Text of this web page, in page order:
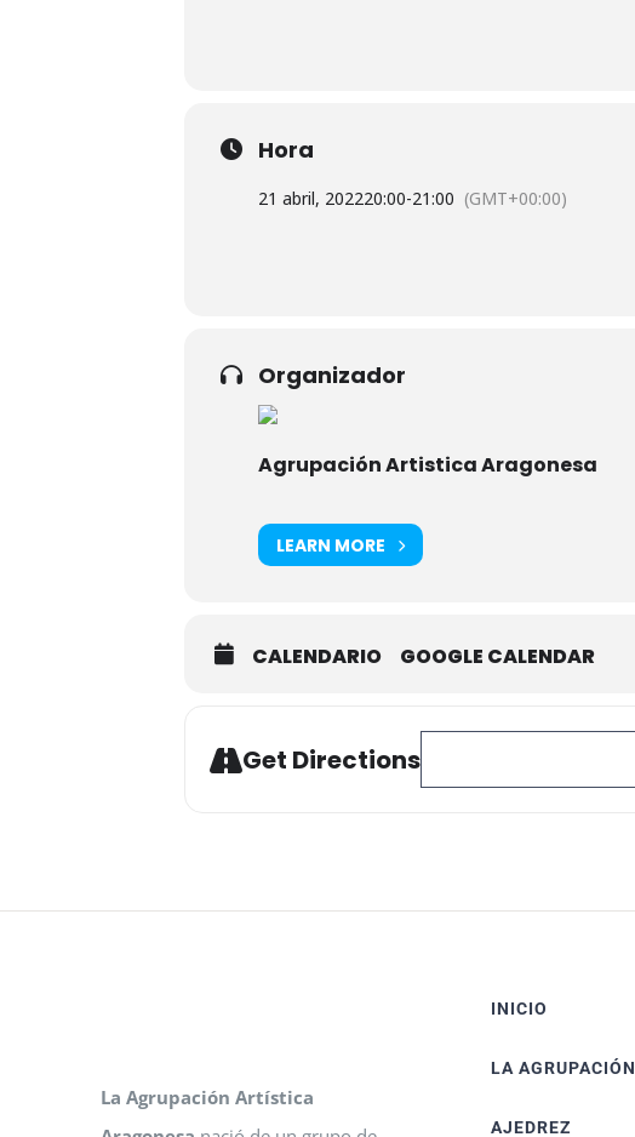
Hora
21 abril, 202220:00-21:00 (GMT+00:00)
Organizador
Agrupación Artistica Aragonesa
LEARN MORE
CALENDARIO GOOGLE CALENDAR
Get Directions
La Agrupación Artística
INICIO
LA AGRUPACIÓN
AJEDREZ